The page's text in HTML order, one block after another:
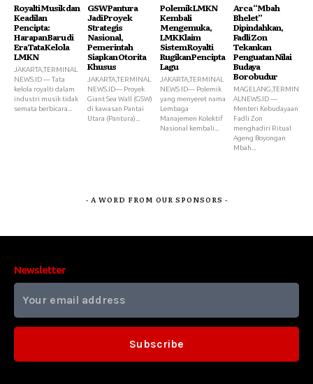
Royalti Musik dan
Keadilan
Pencipta:
Harapan Baru di
Era Tata Kelola
LMKN
JAKARTA,TERMINAL
NEWS.ID — Tata
kelola royalti dalam
industri musik tidak
semata berbicara...
GSW Pantura
Jadi Proyek
Strategis
Nasional,
Pemerintah
Siapkan Otorita
Khusus
JAKARTA,TERMINAL
NEWS.ID— Proyek
Giant Sea Wall (GSW)
di kawasan Pantai
Utara (Pantura)...
Polemik LMKN
Kembali
Mengemuka,
LMK Klaim
Sistem Royalti
Rugikan Pencipta
Lagu
JAKARTA,TERMINAL
NEWS ID— Polemik
yang menyeret nama
Lembaga
Manajemen Kolektif
Nasional kembali...
Arca “Mbah
Bhelet”
Dipindahkan,
Fadli Zon
Tekankan
Penguatan Nilai
Budaya
Borobudur
MAGELANG,TERMIN
ALNEWS.ID —
Menteri Kebudayaan
Fadli Zon
menghadiri Ritual
Ageng Boyongan
Mbah...
- A WORD FROM OUR SPONSORS -
Newsletter
Subscribe